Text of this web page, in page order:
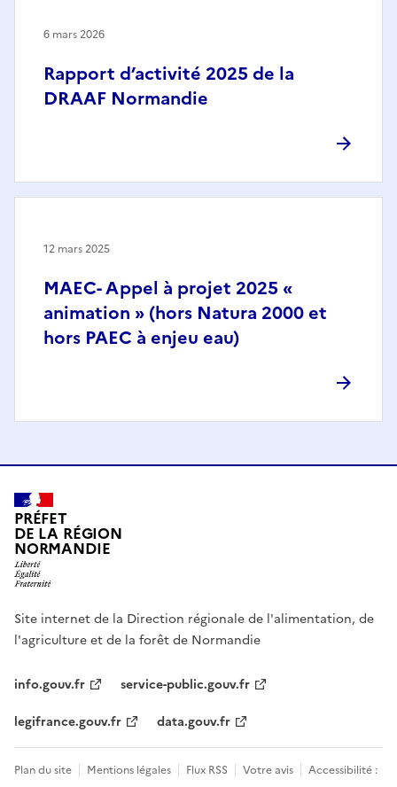
Rapport d’activité 2025 de la
DRAAF Normandie
6 mars 2026
MAEC- Appel à projet 2025 «
animation » (hors Natura 2000 et
hors PAEC à enjeu eau)
12 mars 2025
PRÉFET
DE LA RÉGION
NORMANDIE
Site internet de la Direction régionale de l'alimentation, de
l'agriculture et de la forêt de Normandie
info.gouv.fr
service-public.gouv.fr
legifrance.gouv.fr
data.gouv.fr
Plan du site Mentions légales Flux RSS Votre avis Accessibilité :